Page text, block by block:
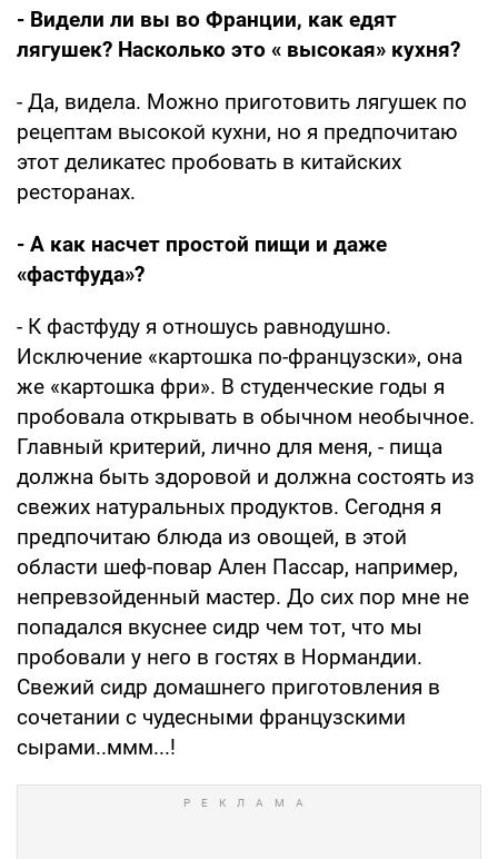
- Видели ли вы во Франции, как едят
лягушек? Насколько это « высокая» кухня?
- Да, видела. Можно приготовить лягушек по
рецептам высокой кухни, но я предпочитаю
этот деликатес пробовать в китайских
ресторанах.
- А как насчет простой пищи и даже
«фастфуда»?
- К фастфуду я отношусь равнодушно.
Исключение «картошка по-французски», она
же «картошка фри». В студенческие годы я
пробовала открывать в обычном необычное.
Главный критерий, лично для меня, - пища
должна быть здоровой и должна состоять из
свежих натуральных продуктов. Сегодня я
предпочитаю блюда из овощей, в этой
области шеф-повар Ален Пассар, например,
непревзойденный мастер. До сих пор мне не
попадался вкуснее сидр чем тот, что мы
пробовали у него в гостях в Нормандии.
Свежий сидр домашнего приготовления в
сочетании с чудесными французскими
сырами..ммм...!